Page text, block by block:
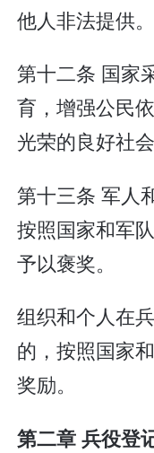
他人非法提供。
第十二条 国家
育，增强公民
光荣的良好社会
第十三条 军人
按照国家和军
予以褒奖。
组织和个人在
的，按照国家
奖励。
第二章 兵役登